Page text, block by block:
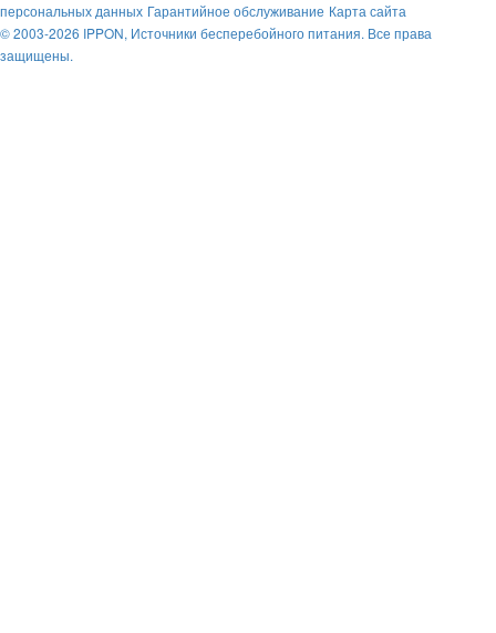
персональных данных Гарантийное обслуживание Карта сайта
© 2003-2026 IPPON, Источники бесперебойного питания. Все права
защищены.